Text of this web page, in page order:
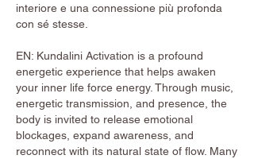
interiore e una connessione più profonda
con sé stesse.
EN: Kundalini Activation is a profound
energetic experience that helps awaken
your inner life force energy. Through music,
energetic transmission, and presence, the
body is invited to release emotional
blockages, expand awareness, and
reconnect with its natural state of flow. Many